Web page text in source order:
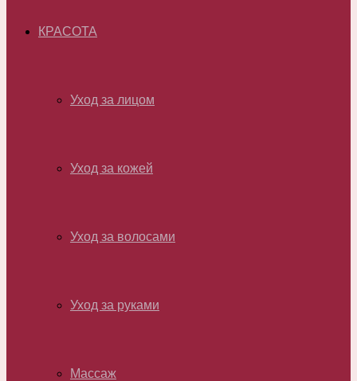
КРАСОТА
Уход за лицом
Уход за кожей
Уход за волосами
Уход за руками
Массаж